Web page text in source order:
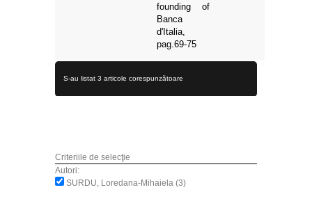
founding of
Banca
d'Italia,
pag.69-75
S-au listat 3 articole corespunzătoare
Criteriile de selecţie
Autori:
SURDU, Loredana-Mihaiela (3)